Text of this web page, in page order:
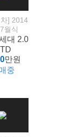
] 2014
월식
대 2.0
만원
중